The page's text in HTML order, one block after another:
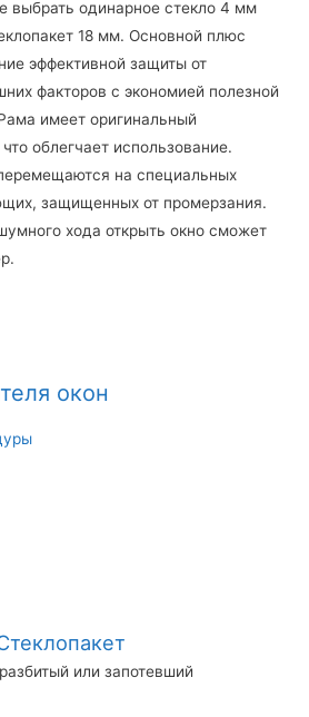
выбрать одинарное стекло 4 мм
18 мм. Основной плюс
эффективной защиты от
факторов с экономией полезной
имеет оригинальный
облегчает использование.
на специальных
защищенных от промерзания.
хода открыть окно сможет
окон
или запотевший